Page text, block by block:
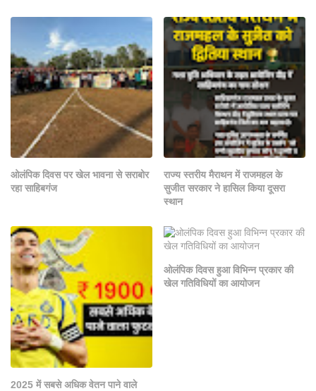
ओलंपिक दिवस पर खेल भावना से सराबोर
रहा साहिबगंज
राज्य स्तरीय मैराथन में राजमहल के
सुजीत सरकार ने हासिल किया दूसरा
स्थान
2025 में सबसे अधिक वेतन पाने वाले
ओलंपिक दिवस हुआ विभिन्न प्रकार की
खेल गतिविधियों का आयोजन